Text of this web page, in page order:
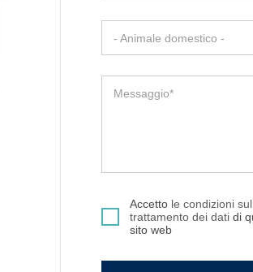
- Animale domestico -
Messaggio*
Accetto le condizioni sul
trattamento dei dati di
sito web